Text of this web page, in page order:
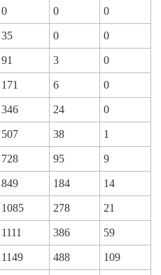
0 0 0
35 0 0
91 3 0
171 6 0
346 24 0
507 38 1
728 95 9
849 184 14
1085 278 21
1111 386 59
1149 488 109